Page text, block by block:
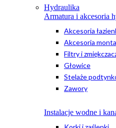
Hydraulika
Armatura i akcesoria
Akcesoria
Akcesoria
Filtry i
Głowice
Stelaże
Zawory
Instalacje wodne i